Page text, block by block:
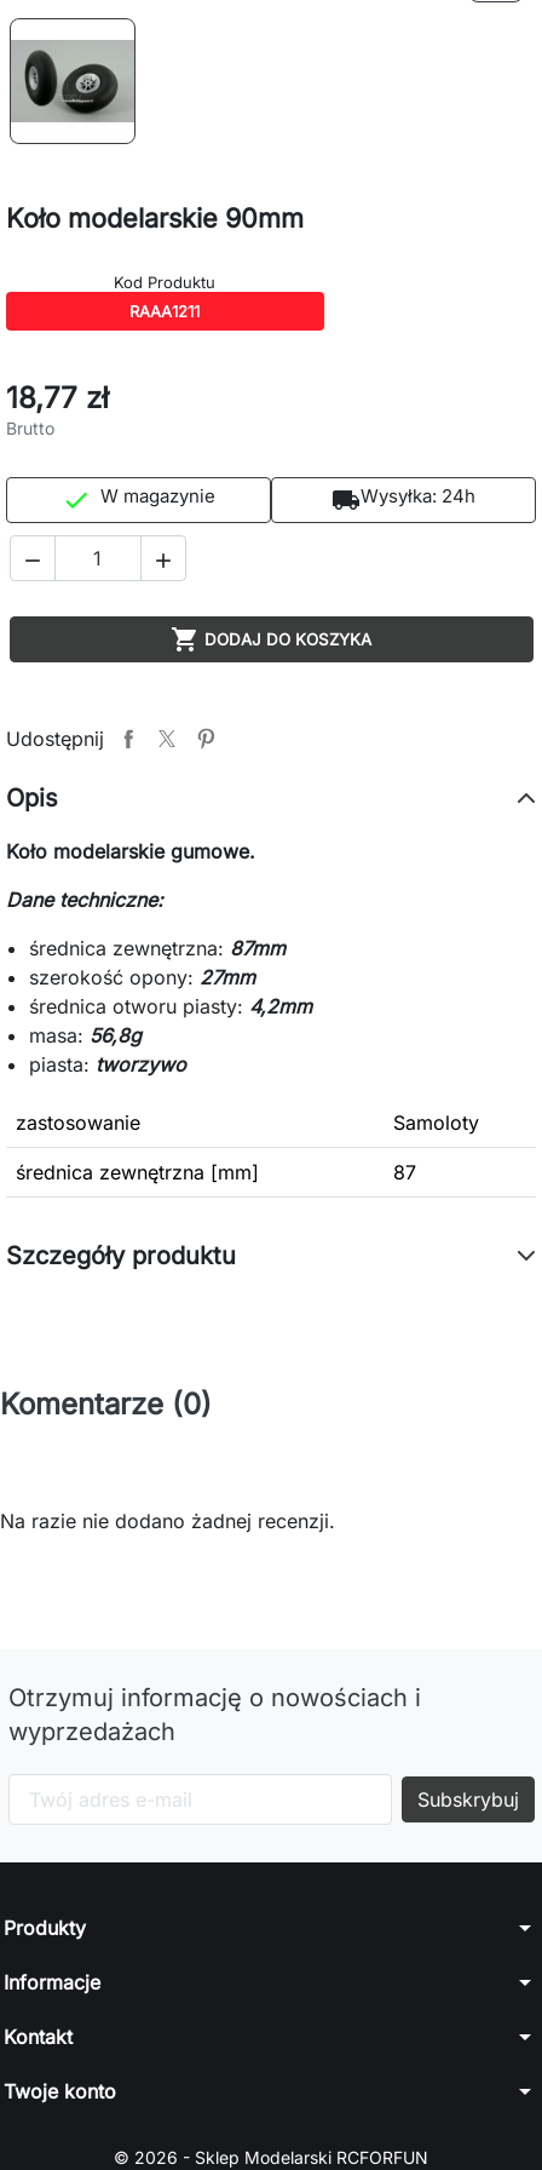
Koło modelarskie 90mm
Kod Produktu
RAAA1211
18,77 zł
Brutto
 W magazynie local_shippingWysyłka: 24h
 
 DODAJ DO KOSZYKA
Udostępnij
Opis
Koło modelarskie gumowe.
Dane techniczne:
średnica zewnętrzna: 87mm
szerokość opony: 27mm
średnica otworu piasty: 4,2mm
masa: 56,8g
piasta: tworzywo
zastosowanie Samoloty
średnica zewnętrzna [mm] 87
Szczegóły produktu
Komentarze (0)
Na razie nie dodano żadnej recenzji.
Otrzymuj informację o nowościach i
wyprzedażach
Produkty arrow_drop_down
Informacje arrow_drop_down
Kontakt arrow_drop_down
Twoje konto arrow_drop_down
© 2026 - Sklep Modelarski RCFORFUN